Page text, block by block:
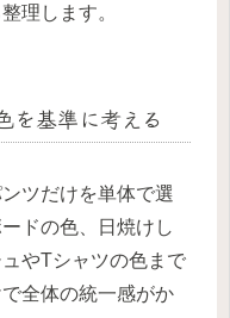
理します。
を基準に考える
ツだけを単体で選
ドの色、日焼けし
やTシャツの色まで
全体の統一感がか